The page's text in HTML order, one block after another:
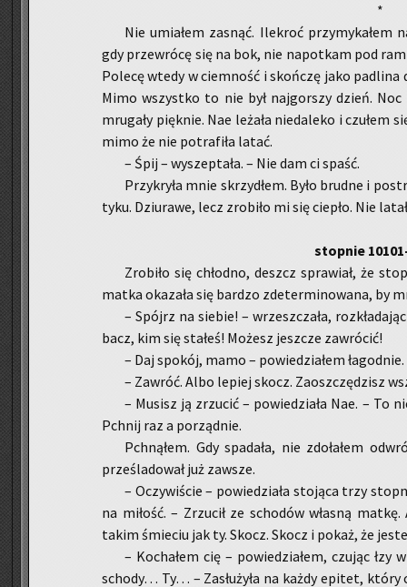
*
Nie umia­łem za­snąć. Ile­kroć przy­my­ka­łem
gdy prze­wró­cę się na bok, nie na­po­tkam pod
Po­le­cę wtedy w ciem­ność i skoń­czę jako
Mimo wszyst­ko to nie był naj­gor­szy dzień. Noc
mru­ga­ły pięk­nie. Nae le­ża­ła nie­da­le­ko i czu­łem
mimo że nie po­tra­fi­ła latać.
– Śpij – wy­szep­ta­ła. – Nie dam ci spaść.
Przy­kry­ła mnie skrzy­dłem. Było brud­ne i
ty­ku. Dziu­ra­we, lecz zro­bi­ło mi się cie­pło. Nie
stop­nie
Zro­bi­ło się chłod­no, deszcz spra­wiał, że
matka oka­za­ła się bar­dzo zde­ter­mi­no­wa­na, by
– Spójrz na sie­bie! – wrzesz­cza­ła,
bacz, kim się sta­łeś! Mo­żesz jesz­cze za­wró­cić!
– Daj spo­kój, mamo – po­wie­dzia­łem ła­god­nie.
– Za­wróć. Albo le­piej skocz. Za­osz­czę­dzisz
– Mu­sisz ją zrzu­cić – po­wie­dzia­ła Nae. – To
Pchnij raz a po­rząd­nie.
Pchną­łem. Gdy spa­da­ła, nie zdo­ła­łem
prze­śla­do­wał już za­wsze.
– Oczy­wi­ście – po­wie­dzia­ła sto­ją­ca trzy
na mi­łość. – Zrzu­cił ze scho­dów wła­sną
takim śmie­ciu jak ty. Skocz. Skocz i pokaż, że
– Ko­cha­łem cię – po­wie­dzia­łem, czu­jąc łzy
scho­dy… Ty… – Za­słu­ży­ła na każdy epi­tet,